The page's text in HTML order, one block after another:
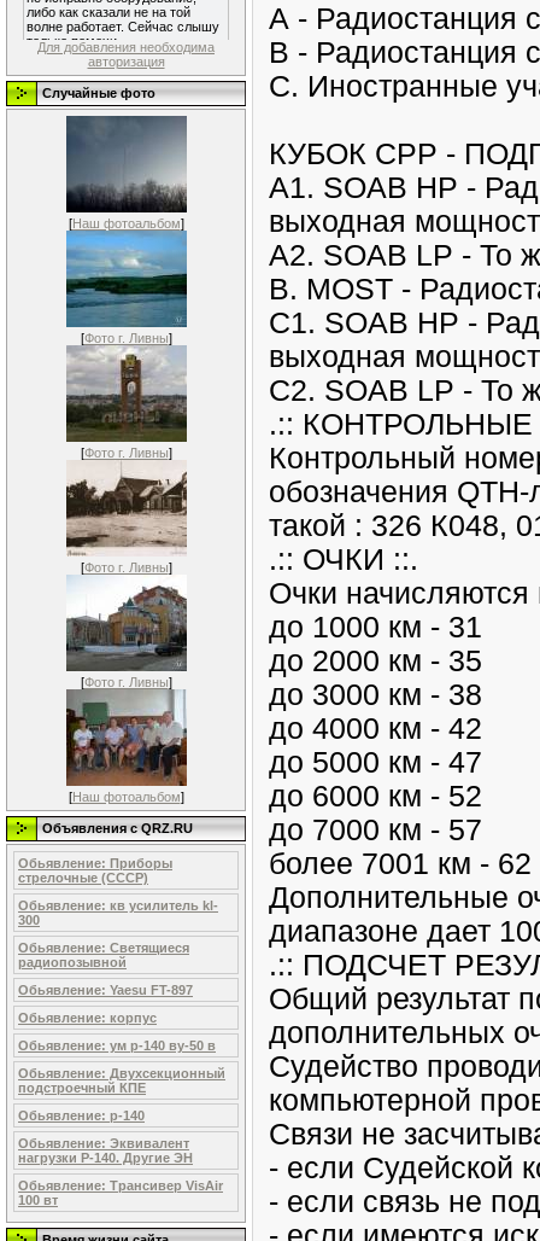
Для добавления необходима
авторизация
Случайные фото
[Наш фотоальбом]
[Фото г. Ливны]
[Фото г. Ливны]
[Фото г. Ливны]
[Фото г. Ливны]
[Наш фотоальбом]
Объявления c QRZ.RU
Обьявление: Приборы
стрелочные (СССР)
Обьявление: кв усилитель kl-
300
Обьявление: Светящиеся
радиопозывной
Обьявление: Yaesu FT-897
Обьявление: корпус
Обьявление: ум р-140 ву-50 в
Обьявление: Двухсекционный
подстроечный КПЕ
Обьявление: р-140
Обьявление: Эквивалент
нагрузки Р-140. Другие ЭН
Обьявление: Трансивер VisAir
100 вт
А - Радиостанция
В - Радиостанция
С. Иностранные
КУБОК СРР -
А1. SOАВ НР -
выходная
А2. SOАВ LР - То
В. МОSТ -
С1. SOАВ НР -
выходная
С2. SOАВ LР - То
.::
Контрольный
обозначения
такой : 326 К048,
.:: ОЧКИ ::.
Очки начисляются
до 1000 км - 31
до 2000 км - 35
до 3000 км - 38
до 4000 км - 42
до 5000 км - 47
до 6000 км - 52
до 7000 км - 57
более 7001 км - 62
Дополнительные
диапазоне дает
.:: ПОДСЧЕТ
Общий результат
дополнительных
Судейство
компьютерной
Связи не
- если Судейской
- если связь не